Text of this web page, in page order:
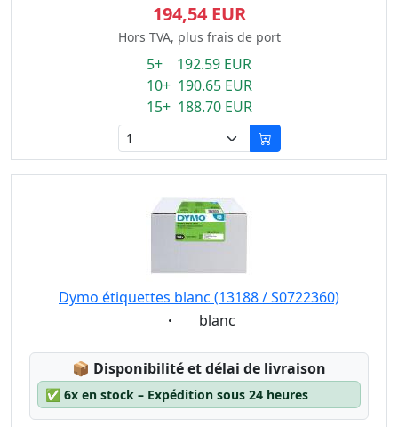
194,54 EUR
Hors TVA, plus frais de port
5+ 192.59 EUR
10+ 190.65 EUR
15+ 188.70 EUR
Dymo étiquettes blanc (13188 / S0722360)
Eigenschaft:
blanc
📦 Lagerstatus:
Disponibilité et délai de livraison
✅ 6x en stock – Expédition sous 24 heures